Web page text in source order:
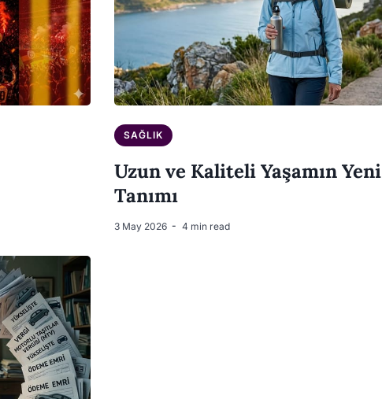
SAĞLIK
Uzun ve Kaliteli Yaşamın Yeni
Tanımı
3 May 2026 4 min read